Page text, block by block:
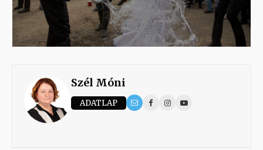
Szél Móni
ADATLAP